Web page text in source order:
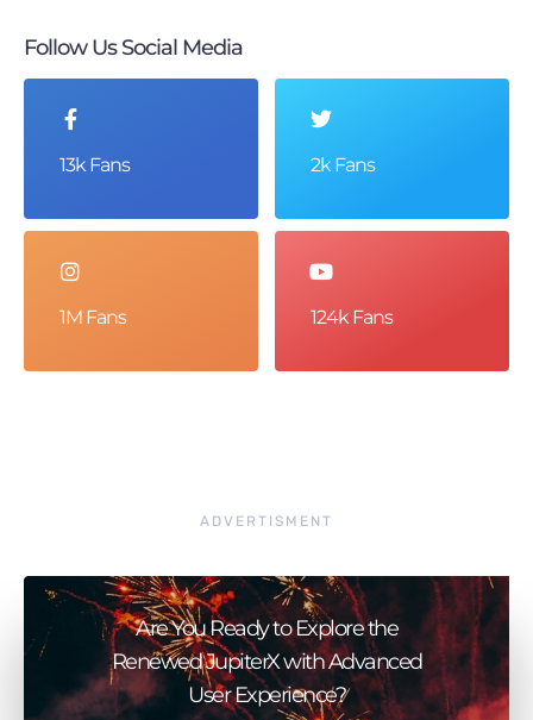
Follow Us Social Media
13k Fans 2k Fans
1M Fans 124k Fans
ADVERTISMENT
Are You Ready to Explore the
Renewed JupiterX with Advanced
User Experience?